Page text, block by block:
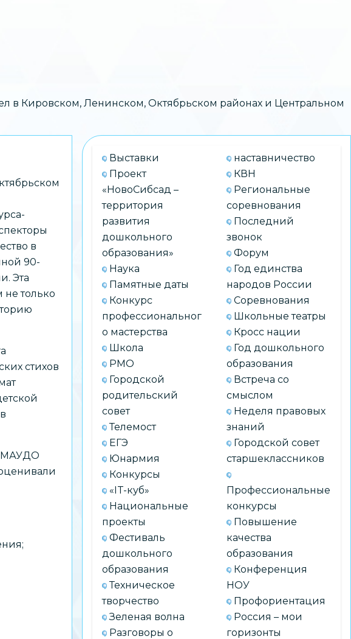
в Кировском, Ленинском, Октябрьском районах и Центральном
в
90-
Эта
не только
стихов
МАУДО
Выставки
Проект
«НовоСибсад –
территория
развития
дошкольного
образования»
Наука
Памятные даты
Конкурс
профессиональног
о мастерства
Школа
РМО
Городской
родительский
совет
Телемост
ЕГЭ
Юнармия
Конкурсы
«IT-куб»
Национальные
проекты
Фестиваль
дошкольного
образования
Техническое
творчество
Зеленая волна
Разговоры о
наставничество
КВН
Региональные
соревнования
Последний
звонок
Форум
Год единства
народов России
Соревнования
Школьные театры
Кросс нации
Год дошкольного
образования
Встреча со
смыслом
Неделя правовых
знаний
Городской совет
старшеклассников
Профессиональные
конкурсы
Повышение
качества
образования
Конференция
НОУ
Профориентация
Россия – мои
горизонты